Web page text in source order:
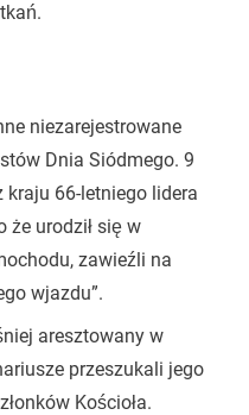
niezarejestrowane
Dnia Siódmego. 9
66-letniego lidera
że urodził się w
zawieźli na
wjazdu”.
aresztowany w
przeszukali jego
Kościoła.